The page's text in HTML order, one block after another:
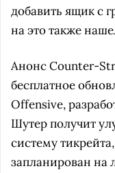
добавить ящик с
на это также
Анонс Counter-
бесплатное
Offensive,
Шутер получит
систему
запланирован на